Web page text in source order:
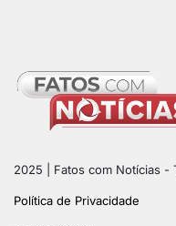
2025 | Fatos com Notícias
Política de Privacidade